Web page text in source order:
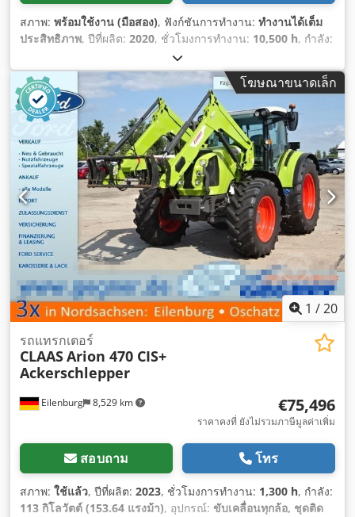
สภาพ: พร้อมใช้งาน (มือสอง), ฟังก์ชันการทำงาน: ทำงานได้เต็ม
ประสิทธิภาพ, ปีที่ผลิต: 2020, ชั่วโมงการทำงาน: 10,500 h, กำลัง:
, ผู้ผลิตมอเตอร์:
ประเภทเกียร์:อื่นๆ, ความเร็วสูงสุด:50 กม./ชม., การลงทะเบียน
ครั้งแรก:08/2026, ตรวจสอบครั้งถัดไป (TÜV): 08/2026, สี: เขียว,
น้ำหนักรวม:18,000 กก. , ขนาดยางหน้า:710/75 R42, ขนาดยาง
หลัง:710/75 R42 , ความสูงรวม:3,941 มม, ความยาวทั้งหมด:
7,593 มม
, หมายเลขเครื่องจักร/ยานพาหนะ:
WCLT7830078300894, อุปกรณ์:รถตักด้านหน้า, ห้องโดยสาร,
เครื่องปรับอากาศ, เพาเวอร์เทคออฟด้านหน้า, ไฟส่องสว่าง, ไฟ
หน้าเพิ่มเติม, ไฮดรอลิก,
โฆษณาขนาดเล็ก
1 /20
Eilenburg 8,529 km
รถแทรกเตอร์
CLAASArion 470 CIS+
Ackerschlepper
€75,496
ราคาคงที่ ยังไม่รวมภาษีมูลค่าเพิ่ม
สอบถาม โทร
สภาพ: ใช้แล้ว, ปีที่ผลิต: 2023, ชั่วโมงการทำงาน: 1,300 h, กำลัง:
113 กิโลวัตต์ (153.64 แรงม้า), อุปกรณ์: ขับเคลื่อนทุกล้อ, ชุดติด